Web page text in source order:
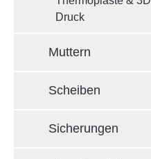
Druck
Muttern
Scheiben
Sicherungen